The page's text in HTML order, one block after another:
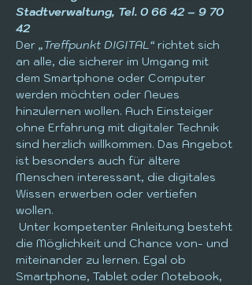
Stadtverwaltung, Tel. 0 66 42 – 9 70
42
Der „Treffpunkt DIGITAL“ richtet sich
an alle, die sicherer im Umgang mit
dem Smartphone oder Computer
werden möchten oder Neues
hinzulernen wollen. Auch Einsteiger
ohne Erfahrung mit digitaler Technik
sind herzlich willkommen. Das Angebot
ist besonders auch für ältere
Menschen interessant, die digitales
Wissen erwerben oder vertiefen
wollen.
Unter kompetenter Anleitung besteht
die Möglichkeit und Chance von- und
miteinander zu lernen. Egal ob
Smartphone, Tablet oder Notebook,